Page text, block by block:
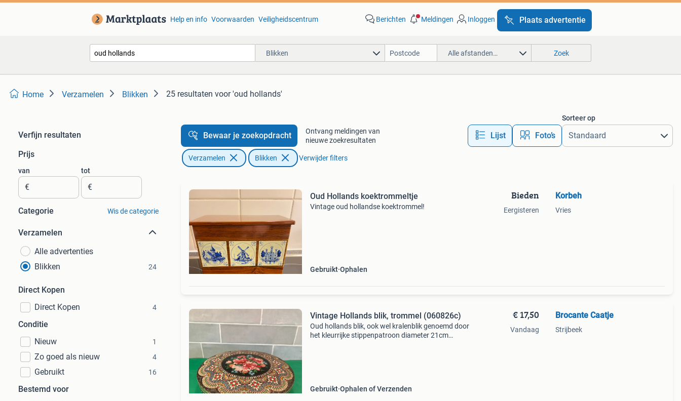
Help en info Voorwaarden Veiligheidscentrum Berichten Meldingen Inloggen Plaats advertentie
Blikken Alle afstanden… Zoek
Home Verzamelen Blikken 25 resultaten voor 'oud hollands'
Verfijn resultaten
Prijs
van
€
tot
€
Categorie Wis de categorie
Verzamelen
Alle advertenties
Blikken
24
Direct Kopen
Direct Kopen
4
Conditie
Nieuw
1
Zo goed als nieuw 4
Gebruikt 16
Bestemd voor
Bewaar je zoekopdracht
Ontvang meldingen van
nieuwe zoekresultaten
Lijst Foto’s
Sorteer op
Verzamelen Blikken Verwijder filters
Oud Hollands koektrommeltje
Vintage oud hollandse koektrommel!
Gebruikt Ophalen
Bieden
Eergisteren
Korbeh
Vries
Vintage Hollands blik, trommel (060826c)
Oud hollands blik, ook wel kralenblik genoemd door
het kleurrijke stippenpatroon diameter 21cm
Gebruikt Ophalen of Verzenden
€ 17,50
Vandaag
Brocante Caatje
Strijbeek